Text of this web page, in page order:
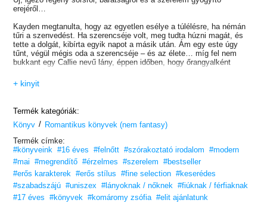
erejéről…
Kayden megtanulta, hogy az egyetlen esélye a túlélésre, ha némán
tűri a szenvedést. Ha szerencséje volt, meg tudta húzni magát, és
tette a dolgát, kibírta egyik napot a másik után. Ám egy este úgy
tűnt, végül mégis oda a szerencséje – és az élete… míg fel nem
bukkant egy Callie nevű lány, éppen időben, hogy őrangyalként
Callie nem hisz a szerencsében. A tizenkettedik születésnapján
történt szörnyűség óta nem. Miután túlélte a borzalmat, eltemette
árulja el, mi történt. Most, hat évvel később, még mindig küszködik
ezzel a fájdalmas titokkal, ami kis híján felemészti.
Amikor a sors úgy hozza, hogy Kayden és Callie ugyanarra az
gyönyörű lánnyal, aki megtörte a végzetét. A csöndes és
visszahúzódó Callie még mindig fél bárkit is beengedni a világába.
Kayden azonban biztos benne, hogy Callie okkal tért vissza az
életébe. És minél inkább igyekszik a lány életének részévé válni,
annál inkább rádöbben, hogy ezúttal ő szorul megmentésre…
+ kinyit
Termék kategóriák:
Könyv / Romantikus könyvek (nem fantasy)
Termék címke:
#könyveink #16 éves #felnőtt #szórakoztató irodalom
#modern
#mai
#megrendítő #érzelmes #szerelem
#bestseller
#erős karakterek #erős stílus #fine selection #keserédes
#szabadszájú #uniszex #lányoknak / nőknek #fiúknak / férfiaknak
#17 éves
#könyvek #komáromy zsófia #elit ajánlatunk